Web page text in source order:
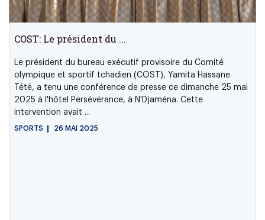
COST: Le président du ...
Le président du bureau exécutif provisoire du Comité
olympique et sportif tchadien (COST), Yamita Hassane
Tété, a tenu une conférence de presse ce dimanche 25 mai
2025 à l'hôtel Persévérance, à N'Djaména. Cette
intervention avait ...
SPORTS 26 MAI 2025